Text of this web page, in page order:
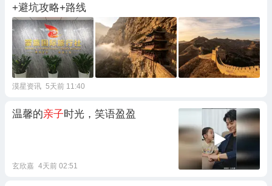
+避坑攻略+路线
漠星资讯 5天前 11:40
温馨的亲子时光，笑语盈盈
玄欣嘉 4天前 02:51